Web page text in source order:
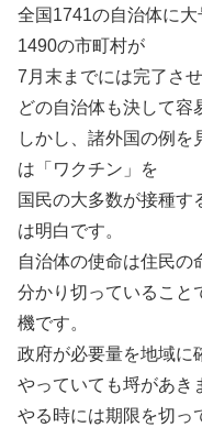
全国1741の自治体に
1490の市町村が
7月末までには完了さ
どの自治体も決して容
しかし、諸外国の例を
は「ワクチン」を
国民の大多数が接種す
は明白です。
自治体の使命は住民の
分かり切っていること
機です。
政府が必要量を地域に
やっていても埒があき
やる時には期限を切っ